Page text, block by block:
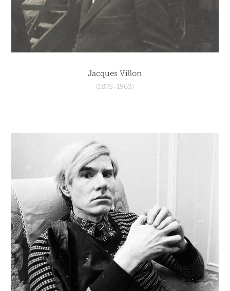
Jacques Villon
(1875-1963)